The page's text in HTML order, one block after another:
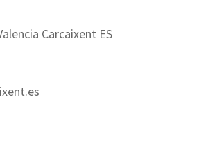
Carcaixent ES